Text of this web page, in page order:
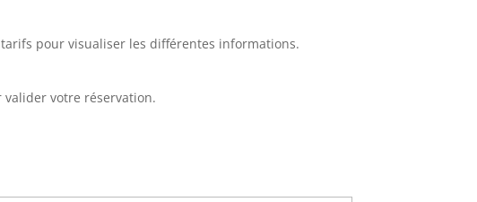
pour visualiser les différentes informations.
votre réservation.